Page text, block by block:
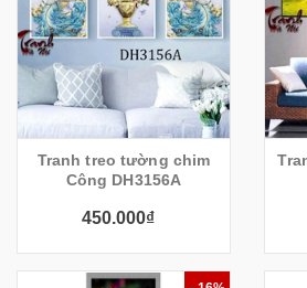
Tranh treo tường chim
Công DH3156A
450.000₫